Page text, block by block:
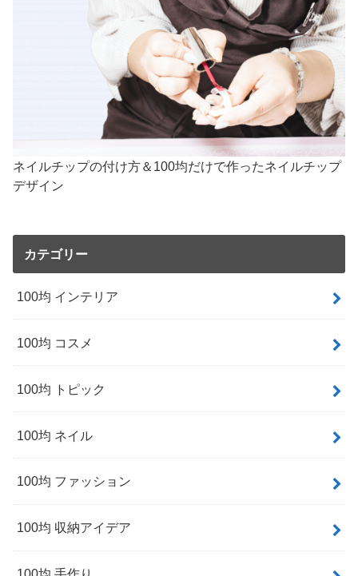
ネイルチップの付け方＆100均だけで作ったネイルチップ
デザイン
カテゴリー
100均 インテリア
100均 コスメ
100均 トピック
100均 ネイル
100均 ファッション
100均 収納アイデア